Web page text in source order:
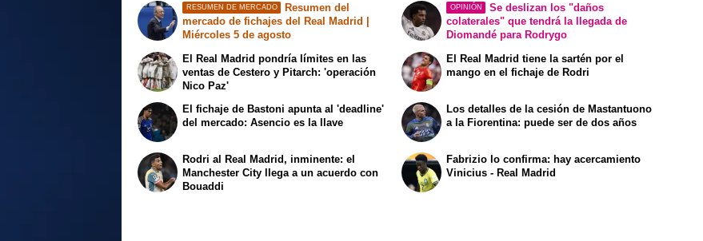
RESUMEN DE MERCADO
Resumen del
mercado de fichajes del Real Madrid |
Miércoles 5 de agosto
El Real Madrid pondría límites en las
ventas de Cestero y Pitarch: 'operación
Nico Paz'
OPINIÓN
Se deslizan los "daños
colaterales" que tendrá la llegada de
Diomandé para Rodrygo
El Real Madrid tiene la sartén por el
mango en el fichaje de Rodri
El fichaje de Bastoni apunta al 'deadline'
del mercado: Asencio es la llave
Rodri al Real Madrid, inminente: el
Manchester City llega a un acuerdo con
Bouaddi
Los detalles de la cesión de Mastantuono
a la Fiorentina: puede ser de dos años
Fabrizio lo confirma: hay acercamiento
Vinicius - Real Madrid